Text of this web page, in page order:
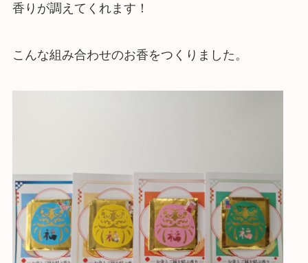
香りが調えてくれます！
こんな組み合わせのお香をつくりました。